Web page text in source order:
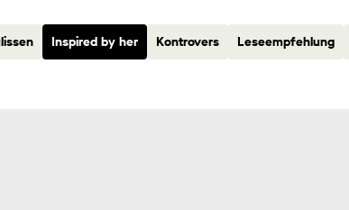
Inspired by her Kontrovers Leseempfehlung